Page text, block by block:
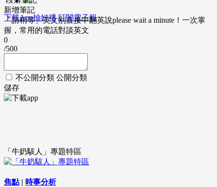
下載App抽好禮 訂閱電子報
新增筆記
「請稍等」英文別直接中翻英說please wait a minute！一次掌
握，常用的電話對談英文
0
/500
不公開分類 公開分類
儲存
「牛奶駭人」專題特區
焦點| 時事分析